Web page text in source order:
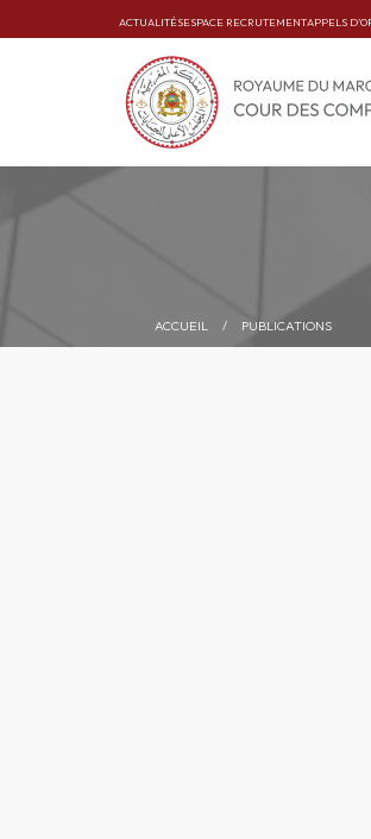
ACTUALITÉSESPACE RECRUTEMENTAPPELS
ACCUEIL / PUBLICATIONS